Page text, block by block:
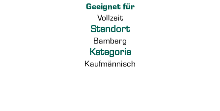
Geeignet für
Vollzeit
Standort
Bamberg
Kategorie
Kaufmännisch